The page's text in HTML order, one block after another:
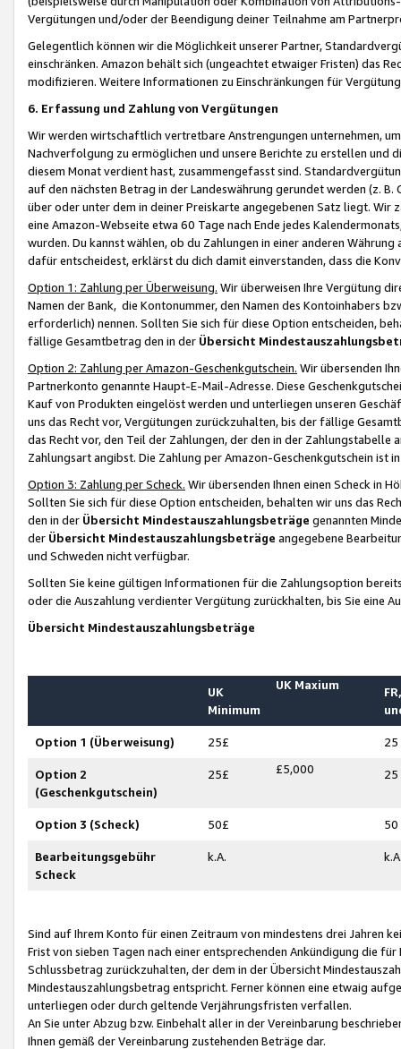
Vergütungen und/oder der Beendigung deiner Teilnahme am
Gelegentlich können wir die Möglichkeit unserer Partner,
einschränken. Amazon behält sich (ungeachtet etwaiger Fristen) das
modifizieren. Weitere Informationen zu Einschränkungen für
6. Erfassung und Zahlung von Vergütungen
Wir werden wirtschaftlich vertretbare Anstrengungen unternehmen,
Nachverfolgung zu ermöglichen und unsere Berichte zu erstellen und
diesem Monat verdient hast, zusammengefasst sind.
auf den nächsten Betrag in der Landeswährung gerundet werden (z.
über oder unter dem in deiner Preiskarte angegebenen Satz liegt.
eine Amazon-Webseite etwa 60 Tage nach Ende jedes
wurden. Du kannst wählen, ob du Zahlungen in einer anderen
dafür entscheidest, erklärst du dich damit einverstanden, dass die
Option 1: Zahlung per Überweisung. Wir überweisen Ihre Vergütung
Namen der Bank, die Kontonummer, den Namen des Kontoinhabers
erforderlich) nennen. Sollten Sie sich für diese Option entscheiden,
fällige Gesamtbetrag den in der Übersicht
Option 2: Zahlung per Amazon-Geschenkgutschein. Wir übersenden
Partnerkonto genannte Haupt-E-Mail-Adresse. Diese
Kauf von Produkten eingelöst werden und unterliegen unseren
uns das Recht vor, Vergütungen zurückzuhalten, bis der fällige
das Recht vor, den Teil der Zahlungen, der den in der
Zahlungsart angibst. Die Zahlung per Amazon-Geschenkgutschein ist
Option 3: Zahlung per Scheck. Wir übersenden Ihnen einen Scheck in
Sollten Sie sich für diese Option entscheiden, behalten wir uns das
den in der Übersicht Mindestauszahlungsbeträge genannten
der Übersicht Mindestauszahlungsbeträge angegebene
und Schweden nicht verfügbar.
Sollten Sie keine gültigen Informationen für die Zahlungsoption
oder die Auszahlung verdienter Vergütung zurückhalten, bis Sie
Übersicht Mindestauszahlungsbeträge
UK
Minimum
UK Maxium
Option 1 (Überweisung) 25£ 25
Option 2
(Geschenkgutschein)
25£ £5,000 25
Option 3 (Scheck) 50£ 50
Bearbeitungsgebühr
Scheck
k.A.
Sind auf Ihrem Konto für einen Zeitraum von mindestens drei Jahren
Frist von sieben Tagen nach einer entsprechenden Ankündigung die
Schlussbetrag zurückzuhalten, der dem in der Übersicht
Mindestauszahlungsbetrag entspricht. Ferner können eine etwaig
unterliegen oder durch geltende Verjährungsfristen verfallen.
An Sie unter Abzug bzw. Einbehalt aller in der Vereinbarung
Ihnen gemäß der Vereinbarung zustehenden Beträge dar.